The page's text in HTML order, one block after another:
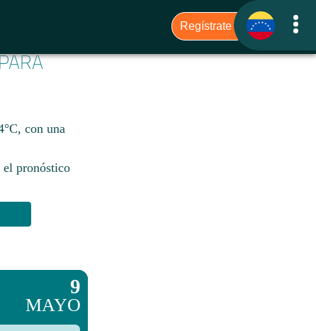
con una
el pronóstico
9
MAYO